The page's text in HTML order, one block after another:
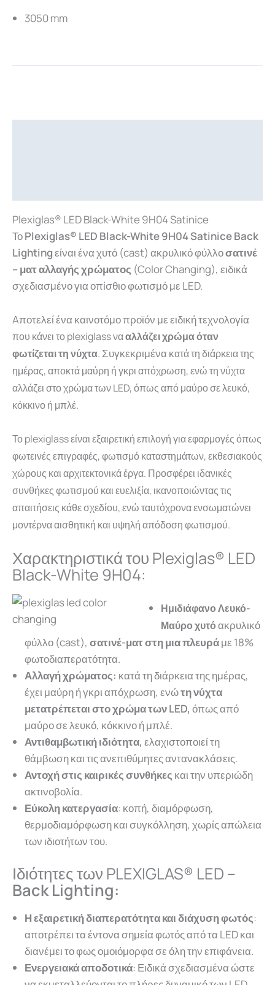
3050 mm
Plexiglas® LED Black-White 9H04 Satinice
ΤοPlexiglas® LED Black-White 9H04 SatiniceBack
Lightingείναι ένα χυτό (cast) ακρυλικό φύλλοσατινέ
– ματ αλλαγής χρώματος (Color Changing), ειδικά
σχεδιασμένο για οπίσθιο φωτισμό με LED.
Aποτελεί ένα καινοτόμο προϊόν με ειδική τεχνολογία
που κάνει το plexiglass νααλλάζει χρώμα όταν
φωτίζεται τη νύχτα. Συγκεκριμένα κατάτηδιάρκειατης
ημέρας,αποκτάμαύρη ήγκριαπόχρωση,ενώτηνύχτα
αλλάζειστοχρώματωνLED,όπωςαπόμαύροσελευκό,
κόκκινοή μπλέ.
Το plexiglass είναι εξαιρετική επιλογή για εφαρμογές όπως
φωτεινές επιγραφές, φωτισμό καταστημάτων, εκθεσιακούς
χώρους και αρχιτεκτονικά έργα. Προσφέρει ιδανικές
συνθήκες φωτισμού και ευελιξία, ικανοποιώντας τις
απαιτήσεις κάθε σχεδίου, ενώ ταυτόχρονα ενσωματώνει
μοντέρνα αισθητική και υψηλή απόδοση φωτισμού.
Χαρακτηριστικά του Plexiglas® LED
Black-White 9H04:
Ημιδιάφανο Λευκό-
Μαύρο χυτόακρυλικό
φύλλο (cast), σατινέ-ματ στη μια πλευράμε 18%
φωτοδιαπερατότητα.
Αλλαγή χρώματος: κατά τη διάρκεια της ημέρας,
έχει μαύρη ή γκρι απόχρωση, ενώτη νύχτα
μετατρέπεται στο χρώμα των LED, όπως από
μαύρο σε λευκό, κόκκινο ή μπλέ.
Αντιθαμβωτική ιδιότητα, ελαχιστοποιεί τη
θάμβωση και τις ανεπιθύμητες αντανακλάσεις.
Αντοχή στις καιρικές συνθήκες και την υπεριώδη
ακτινοβολία.
Εύκολη κατεργασία: κοπή, διαμόρφωση,
θερμοδιαμόρφωση και συγκόλληση, χωρίς απώλεια
των ιδιοτήτων του.
Ιδιότητες των PLEXIGLAS® LED –
Back Lighting:
Η εξαιρετική διαπερατότητα και διάχυση φωτός:
αποτρέπει τα έντονα σημεία φωτός από τα LED και
διανέμει το φως ομοιόμορφα σε όλη την επιφάνεια.
Ενεργειακά αποδοτικά: Ειδικά σχεδιασμένα ώστε